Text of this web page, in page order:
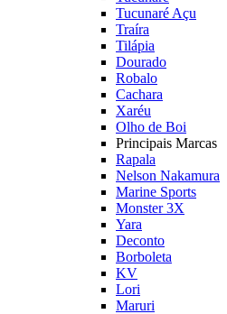
Tucunaré Açu
Traíra
Tilápia
Dourado
Robalo
Cachara
Xaréu
Olho de Boi
Principais Marcas
Rapala
Nelson Nakamura
Marine Sports
Monster 3X
Yara
Deconto
Borboleta
KV
Lori
Maruri